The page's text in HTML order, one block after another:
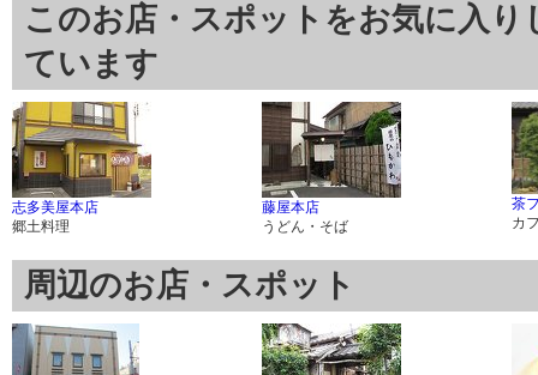
このお店・スポットをお気に入
ています
志多美屋本店
郷土料理
藤屋本店
うどん・そば
茶
カ
周辺のお店・スポット